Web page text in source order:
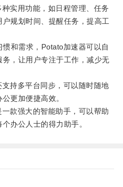
实用功能，如日程管理、任务
规划时间、提醒任务，提高工
和需求，Potato加速器可以自
，让用户专注于工作，减少无
持多平台同步，可以随时随地
更加便捷高效。
款强大的智能助手，可以帮助
办公人士的得力助手。